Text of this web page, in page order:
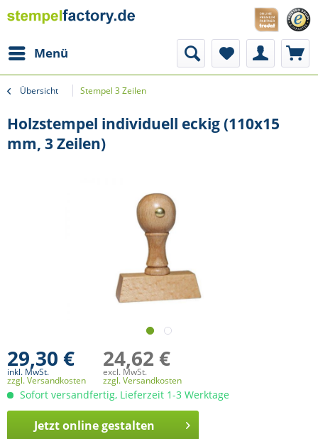
Menü
Übersicht Stempel 3 Zeilen
Holzstempel individuell eckig (110x15
mm, 3 Zeilen)
29,30 €
inkl. MwSt.
zzgl. Versandkosten
24,62 €
excl. MwSt.
zzgl. Versandkosten
Sofort versandfertig, Lieferzeit 1-3 Werktage
Jetzt online gestalten